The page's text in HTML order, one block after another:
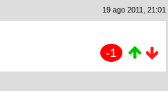
19 ago 2011, 21:01
-1